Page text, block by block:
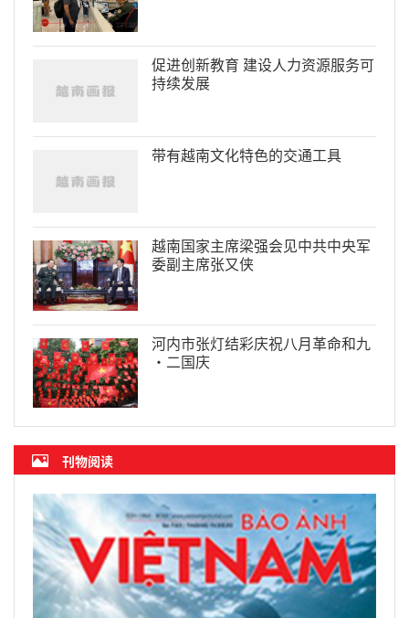
促进创新教育 建设人力资源服务可
持续发展
带有越南文化特色的交通工具
越南国家主席梁强会见中共中央军
委副主席张又侠
河内市张灯结彩庆祝八月革命和九
·二国庆
刊物阅读